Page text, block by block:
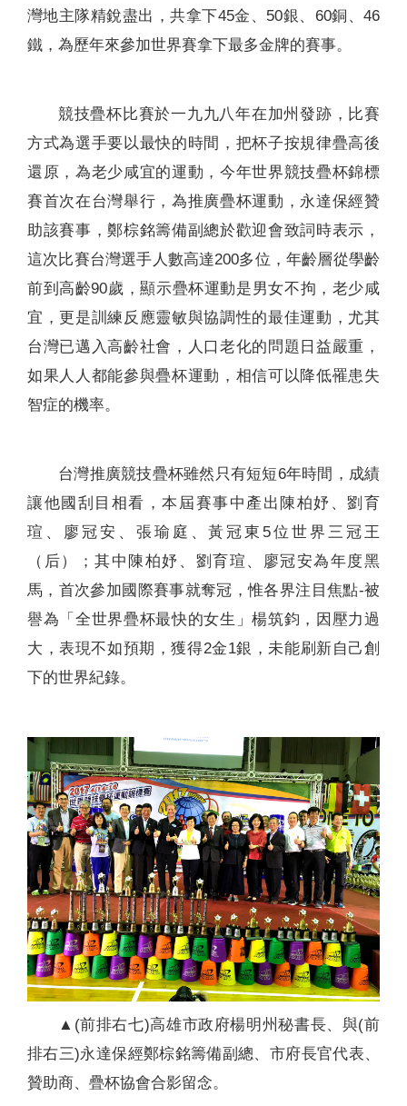
灣地主隊精銳盡出，共拿下45金、50銀、60銅、46
鐵，為歷年來參加世界賽拿下最多金牌的賽事。
競技疊杯比賽於一九九八年在加州發跡，比賽
方式為選手要以最快的時間，把杯子按規律疊高後
還原，為老少咸宜的運動，今年世界競技疊杯錦標
賽首次在台灣舉行，為推廣疊杯運動，永達保經贊
助該賽事，鄭棕銘籌備副總於歡迎會致詞時表示，
這次比賽台灣選手人數高達200多位，年齡層從學齡
前到高齡90歲，顯示疊杯運動是男女不拘，老少咸
宜，更是訓練反應靈敏與協調性的最佳運動，尤其
台灣已邁入高齡社會，人口老化的問題日益嚴重，
如果人人都能參與疊杯運動，相信可以降低罹患失
智症的機率。
台灣推廣競技疊杯雖然只有短短6年時間，成績
讓他國刮目相看，本屆賽事中產出陳柏妤、劉育
瑄、廖冠安、張瑜庭、黃冠東5位世界三冠王
（后）；其中陳柏妤、劉育瑄、廖冠安為年度黑
馬，首次參加國際賽事就奪冠，惟各界注目焦點-被
譽為「全世界疊杯最快的女生」楊筑鈞，因壓力過
大，表現不如預期，獲得2金1銀，未能刷新自己創
下的世界紀錄。
▲(前排右七)高雄市政府楊明州秘書長、與(前
排右三)永達保經鄭棕銘籌備副總、市府長官代表、
贊助商、疊杯協會合影留念。